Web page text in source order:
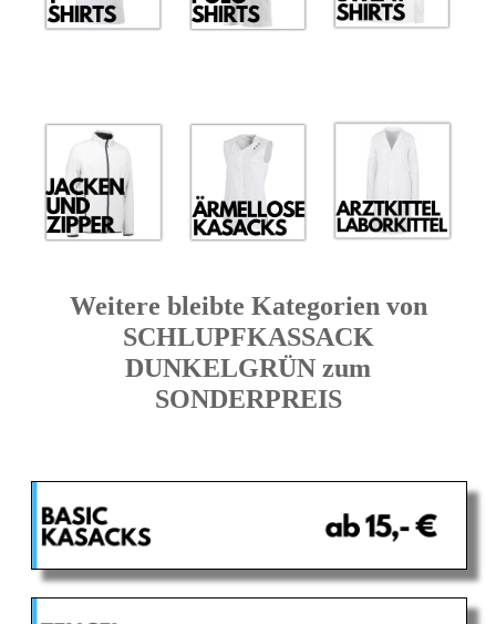
Weitere bleibte Kategorien von
SCHLUPFKASSACK
DUNKELGRÜN zum
SONDERPREIS